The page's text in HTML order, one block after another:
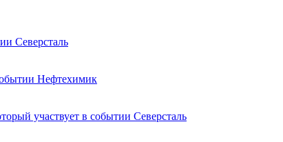
Северсталь
Нефтехимик
Северсталь